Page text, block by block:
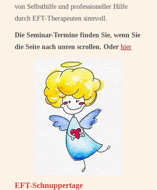
von Selbsthilfe und professioneller Hilfe
durch EFT-Therapeuten sinnvoll.
Die Seminar-Termine finden Sie, wenn Sie
die Seite nach unten scrollen. Oder hier
EFT-Schnuppertage